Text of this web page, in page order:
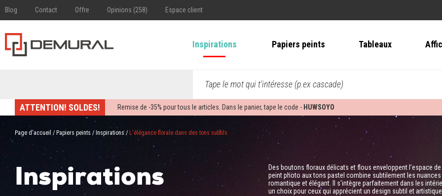
Blog Contact Offre Opinions (258) Espace client
Inspirations Papiers peints Tableaux
Tape le mot qui t'intéresse (p.ex cascade)
ATTENTION! SOLDES! Remise de -35% pour tous le articles. Dans le panier, tape le code - HUWSOYO
Page d'accueil / Papiers peints / Inspirations/ L'élégance florale dans des tons subtils
Inspirations
Des boutons floraux délicats et flous enveloppent l’espace
peint photo aux tons pastel combine subtilement les
romantique et élégant. Il s'intègre parfaitement dans les
un choix pour ceux qui apprécient un design subtil et